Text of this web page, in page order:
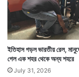
ক
প্তা
হে
র
শে
ইতিহাস গড়ল ভারতীয় রেল,
গেল এক শহর থেকে অন্য শহরে
July 31, 2026